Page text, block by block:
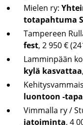
Mie­len ry:
to­ta­pah­tu­ma
Tam­pe­reen
fest, 2 950 €
Lam­min­pään
kylä kas­vat­taa
luon­toon -​
Vim­mal­la ry /
ja­toi­min­ta, 4